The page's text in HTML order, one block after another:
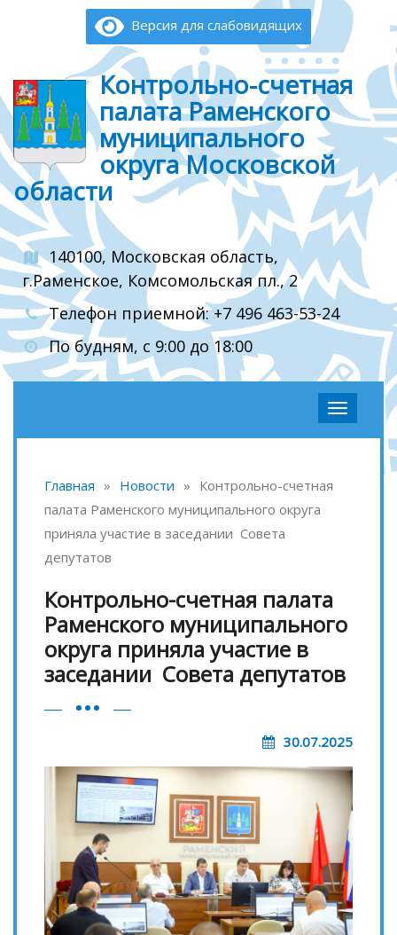
Версия для слабовидящих
Контрольно-счетная
палата Раменского
муниципального
округа Московской
области
140100, Московская область,
г.Раменское, Комсомольская пл., 2
Телефон приемной: +7 496 463-53-24
По будням, с 9:00 до 18:00
Главная » Новости » Контрольно-счетная
палата Раменского муниципального округа
приняла участие в заседании Совета
депутатов
Контрольно-счетная палата
Раменского муниципального
округа приняла участие в
заседании Совета депутатов
30.07.2025